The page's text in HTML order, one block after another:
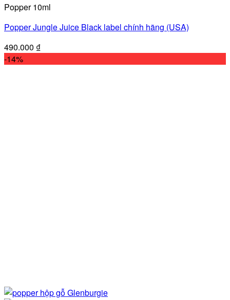
Popper 10ml
Popper Jungle Juice Black label chính hãng (USA)
490.000 ₫
-14%